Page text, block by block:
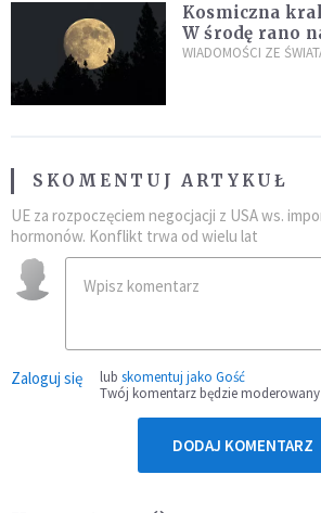
Kosmiczna
W środę rano
powierzchni
WIADOMOŚCI ZE
SKOMENTUJ ARTYKUŁ
UE za rozpoczęciem negocjacji z USA ws.
hormonów. Konflikt trwa od wielu lat
Zaloguj się lub skomentuj jako Gość
Twój komentarz będzie moderowany
DODAJ KOMENTARZ